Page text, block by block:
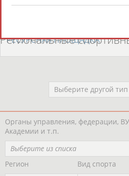
ТАБЛО АКТИВНОСТИ
РЕСУРСНАЯ ПЛОЩАДКА
Региональные
Выберите другой
Органы управления, федерации,
Академии и т.п.
Выберите из списка
Регион
Вид спорта